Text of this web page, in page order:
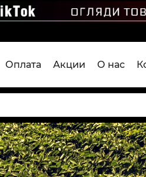
Оплата Акции О нас